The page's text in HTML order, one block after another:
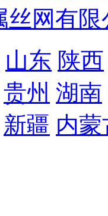
丝网有限
山东 陕西
贵州 湖南
新疆 内蒙